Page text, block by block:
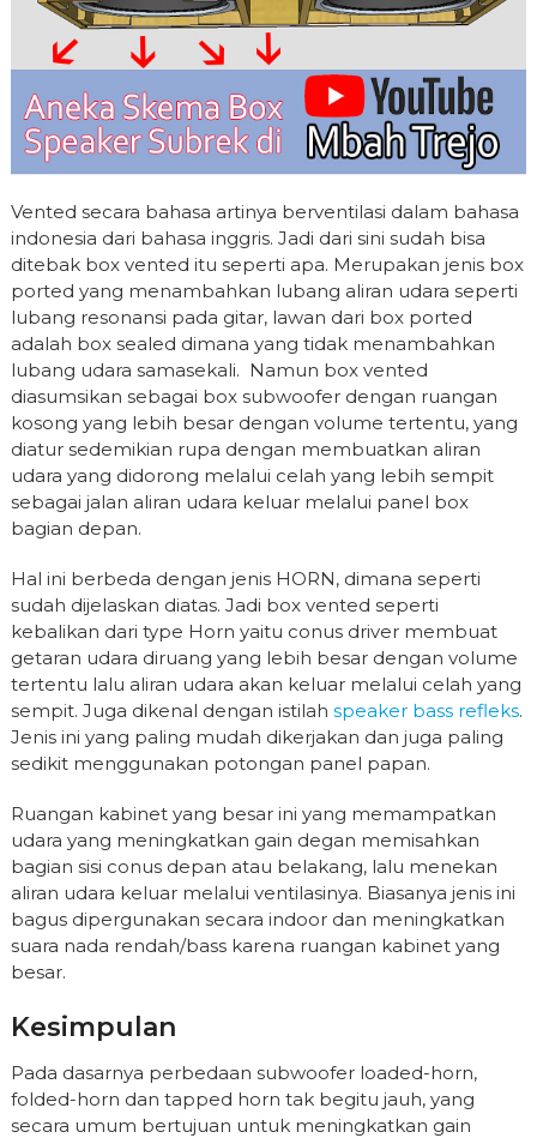
Vented secara bahasa artinya berventilasi dalam bahasa
indonesia dari bahasa inggris. Jadi dari sini sudah bisa
ditebak box vented itu seperti apa. Merupakan jenis box
ported yang menambahkan lubang aliran udara seperti
lubang resonansi pada gitar, lawan dari box ported
adalah box sealed dimana yang tidak menambahkan
lubang udara samasekali. Namun box vented
diasumsikan sebagai box subwoofer dengan ruangan
kosong yang lebih besar dengan volume tertentu, yang
diatur sedemikian rupa dengan membuatkan aliran
udara yang didorong melalui celah yang lebih sempit
sebagai jalan aliran udara keluar melalui panel box
bagian depan.
Hal ini berbeda dengan jenis HORN, dimana seperti
sudah dijelaskan diatas. Jadi box vented seperti
kebalikan dari type Horn yaitu conus driver membuat
getaran udara diruang yang lebih besar dengan volume
tertentu lalu aliran udara akan keluar melalui celah yang
sempit. Juga dikenal dengan istilah speaker bass refleks.
Jenis ini yang paling mudah dikerjakan dan juga paling
sedikit menggunakan potongan panel papan.
Ruangan kabinet yang besar ini yang memampatkan
udara yang meningkatkan gain degan memisahkan
bagian sisi conus depan atau belakang, lalu menekan
aliran udara keluar melalui ventilasinya. Biasanya jenis ini
bagus dipergunakan secara indoor dan meningkatkan
suara nada rendah/bass karena ruangan kabinet yang
besar.
Kesimpulan
Pada dasarnya perbedaan subwoofer loaded-horn,
folded-horn dan tapped horn tak begitu jauh, yang
secara umum bertujuan untuk meningkatkan gain